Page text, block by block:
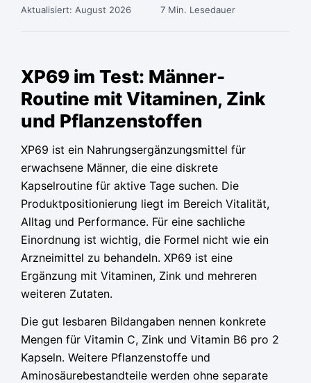
Aktualisiert: August 2026 7 Min. Lesedauer
XP69 im Test: Männer-
Routine mit Vitaminen, Zink
und Pflanzenstoffen
XP69 ist ein Nahrungsergänzungsmittel für
erwachsene Männer, die eine diskrete
Kapselroutine für aktive Tage suchen. Die
Produktpositionierung liegt im Bereich Vitalität,
Alltag und Performance. Für eine sachliche
Einordnung ist wichtig, die Formel nicht wie ein
Arzneimittel zu behandeln. XP69 ist eine
Ergänzung mit Vitaminen, Zink und mehreren
weiteren Zutaten.
Die gut lesbaren Bildangaben nennen konkrete
Mengen für Vitamin C, Zink und Vitamin B6 pro 2
Kapseln. Weitere Pflanzenstoffe und
Aminosäurebestandteile werden ohne separate
Preis
war:
79,95 €
ist:
36,65 €.
Preis
war:
79,95 €
ist:
36,65 €.